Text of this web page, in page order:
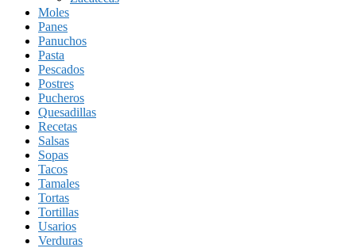
Moles
Panes
Panuchos
Pasta
Pescados
Postres
Pucheros
Quesadillas
Recetas
Salsas
Sopas
Tacos
Tamales
Tortas
Tortillas
Usarios
Verduras